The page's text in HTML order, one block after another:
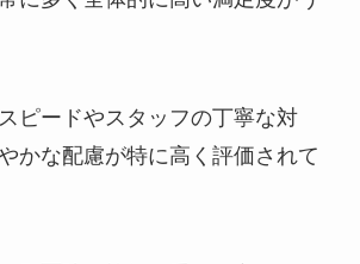
ピードやスタッフの丁寧な対
かな配慮が特に高く評価されて